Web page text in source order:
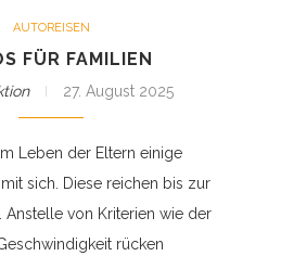
AUTOREISEN
FÜR FAMILIEN
27. August 2025
Leben der Eltern einige
sich. Diese reichen bis zur
Anstelle von Kriterien wie der
rücken